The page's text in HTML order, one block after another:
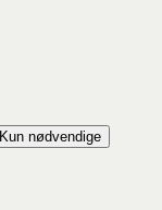
Kun nødvendige